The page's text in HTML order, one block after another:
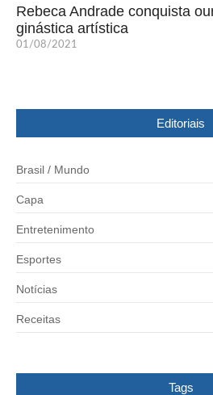
Rebeca Andrade conquista
ginástica artística
01/08/2021
Editoriais
Brasil / Mundo
Capa
Entretenimento
Esportes
Notícias
Receitas
Tags